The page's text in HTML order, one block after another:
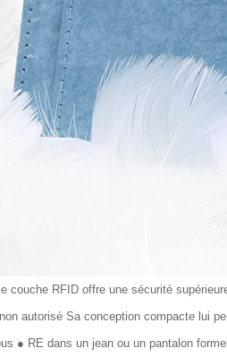
couche RFID offre une sécurité
autorisé Sa conception compacte lui
● RE dans un jean ou un pantalon